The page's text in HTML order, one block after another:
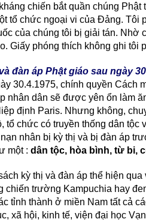
chiến bắt quần chúng
tổ chức ngoại vi của Ðảng. Tôi
của chúng tôi bị giải tán. Nhờ
Giấy phóng thích không ghi tôi
đàn áp Phật giáo sau ngày
30.4.1975, chính quyền Cách
nhân dân sẽ được yên ổn làm
định Paris. Nhưng không,
tổ chức có truyền thống dân tộc
nhân bị kỳ thị và bị đàn áp
một : dân tộc, hòa bình, từ bi,
kỳ thị và đàn áp thể hiện
chiến trường Kampuchia hay
tỉnh thành ở miền Nam tất cả
xã hội, kinh tế, viện đại học